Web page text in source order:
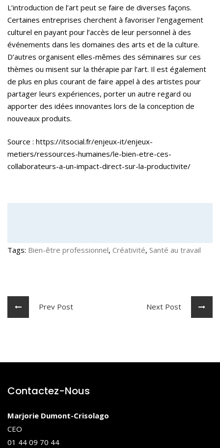
L’introduction de l’art peut se faire de diverses façons.
Certaines entreprises cherchent à favoriser l’engagement
culturel en payant pour l’accès de leur personnel à des
événements dans les domaines des arts et de la culture.
D’autres organisent elles-mêmes des séminaires sur ces
thèmes ou misent sur la thérapie par l’art. Il est également
de plus en plus courant de faire appel à des artistes pour
partager leurs expériences, porter un autre regard ou
apporter des idées innovantes lors de la conception de
nouveaux produits.
Source : https://itsocial.fr/enjeux-it/enjeux-
metiers/ressources-humaines/le-bien-etre-ces-
collaborateurs-a-un-impact-direct-sur-la-productivite/
Tags: Bien-être professionnel, Créativité, Santé au travail
Prev Post Next Post
Contactez-Nous
Marjorie Dumont-Crisolago
CEO
01 44 09 70 44